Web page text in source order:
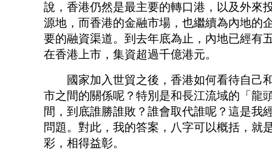
說，香港仍然是最主要的轉口港，以及外來
源地，而香港的金融市場，也繼續為內地的
要的融資渠道。到去年底為止，內地已經有
在香港上市，集資超過千億港元。
國家加入世貿之後，香港如何看待自己
市之間的關係呢？特別是和長江流域的「龍
間，到底誰勝誰敗？誰會取代誰呢？這是我
問題。對此，我的答案，八字可以概括，就
彩，相得益彰。